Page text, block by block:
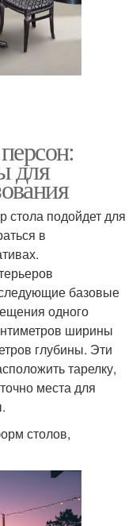
для
стола подойдет для
в
базовые
одного
ширины
глубины. Эти
тарелку,
места для
столов,